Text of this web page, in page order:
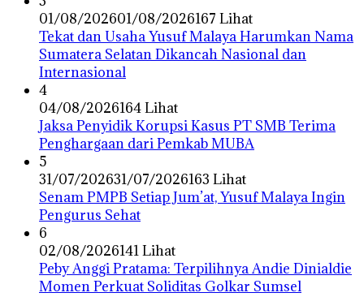
01/08/202601/08/2026167 Lihat
Tekat dan Usaha Yusuf Malaya Harumkan Nama
Sumatera Selatan Dikancah Nasional dan
Internasional
4
04/08/2026164 Lihat
Jaksa Penyidik Korupsi Kasus PT SMB Terima
Penghargaan dari Pemkab MUBA
5
31/07/202631/07/2026163 Lihat
Senam PMPB Setiap Jum’at, Yusuf Malaya Ingin
Pengurus Sehat
6
02/08/2026141 Lihat
Peby Anggi Pratama: Terpilihnya Andie Dinialdie
Momen Perkuat Soliditas Golkar Sumsel